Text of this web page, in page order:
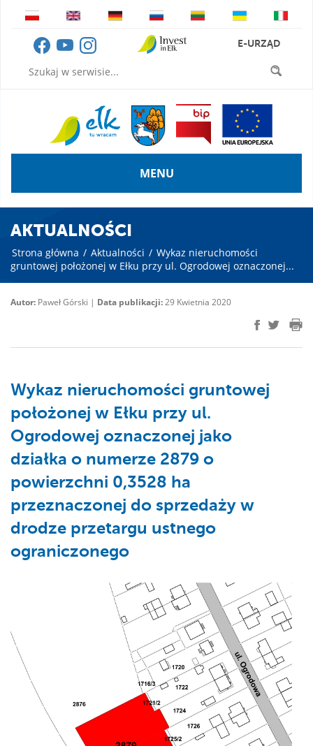
E-URZĄD
MENU
AKTUALNOŚCI
Strona główna / Aktualności / Wykaz nieruchomości
gruntowej położonej w Ełku przy ul. Ogrodowej oznaczonej...
Autor: Paweł Górski | Data publikacji:29 Kwietnia 2020
Wykaz nieruchomości gruntowej
położonej w Ełku przy ul.
Ogrodowej oznaczonej jako
działka o numerze 2879 o
powierzchni 0,3528 ha
przeznaczonej do sprzedaży w
drodze przetargu ustnego
ograniczonego